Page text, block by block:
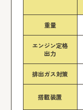
重量
エンジン定格
出力
排出ガス対策
搭載装置